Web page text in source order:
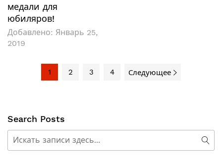
медали для
юбиляров!
Добавлено: Январь 25,
2019
1 2 3 4 Следующее
Search Posts
Поиск